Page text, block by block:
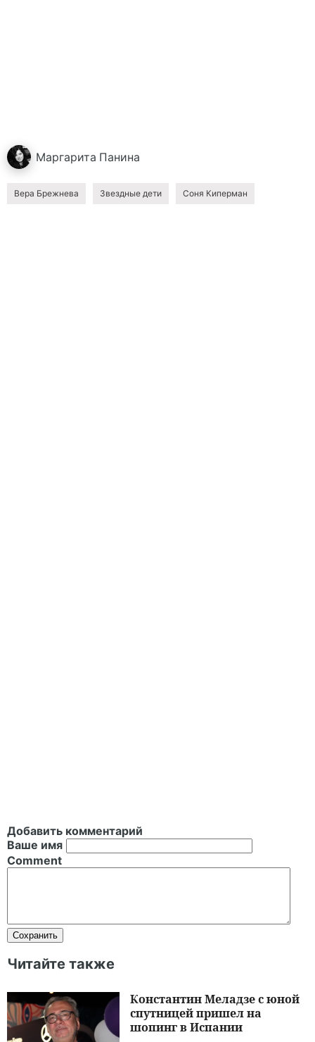
Маргарита Панина
Вера Брежнева Звездные дети Соня Киперман
Добавить комментарий
Ваше имя
Comment
Читайте также
Константин Меладзе с юной
спутницей пришел на
шопинг в Испании